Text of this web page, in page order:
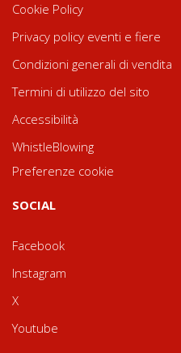
Cookie Policy
Privacy policy eventi e fiere
Condizioni generali di vendita
Termini di utilizzo del sito
Accessibilità
WhistleBlowing
Preferenze cookie
SOCIAL
Facebook
Instagram
X
Youtube